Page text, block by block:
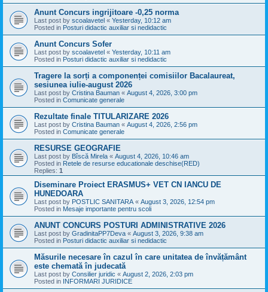
Anunt Concurs ingrijitoare -0,25 norma
Last post by scoalavetel « Yesterday, 10:12 am
Posted in Posturi didactic auxiliar si nedidactic
Anunt Concurs Sofer
Last post by scoalavetel « Yesterday, 10:11 am
Posted in Posturi didactic auxiliar si nedidactic
Tragere la sorți a componenței comisiilor Bacalaureat,
sesiunea iulie-august 2026
Last post by Cristina Bauman « August 4, 2026, 3:00 pm
Posted in Comunicate generale
Rezultate finale TITULARIZARE 2026
Last post by Cristina Bauman « August 4, 2026, 2:56 pm
Posted in Comunicate generale
RESURSE GEOGRAFIE
Last post by Bîscă Mirela « August 4, 2026, 10:46 am
Posted in Retele de resurse educationale deschise(RED)
Replies: 1
Diseminare Proiect ERASMUS+ VET CN IANCU DE
HUNEDOARA
Last post by POSTLIC SANITARA « August 3, 2026, 12:54 pm
Posted in Mesaje importante pentru scoli
ANUNT CONCURS POSTURI ADMINISTRATIVE 2026
Last post by GradinitaPP7Deva « August 3, 2026, 9:38 am
Posted in Posturi didactic auxiliar si nedidactic
Măsurile necesare în cazul în care unitatea de învățământ
este chemată în judecată
Last post by Consilier juridic « August 2, 2026, 2:03 pm
Posted in INFORMARI JURIDICE